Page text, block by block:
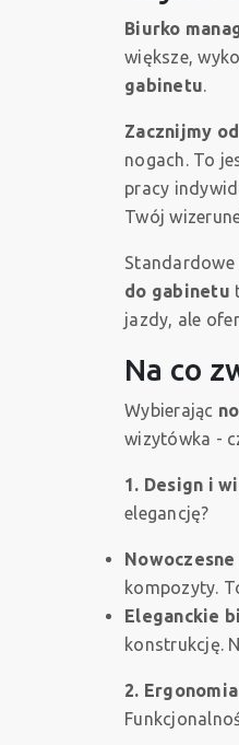
Biurko
większe,
gabinetu.
Zacznijmy
nogach. To
pracy
Twój
do gabinetu
jazdy, ale
Na co
Wybierając
wizytówka -
1. Design i
elegancję?
kompozyty.
Eleganckie
konstrukcję.
2.